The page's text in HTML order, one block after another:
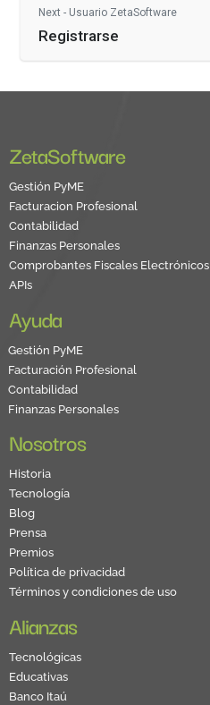
Next - Usuario ZetaSoftware
Registrarse
ZetaSoftware
Gestión PyME
Facturacion Profesional
Contabilidad
Finanzas Personales
Comprobantes Fiscales Electrónicos
APIs
Ayuda
Gestión PyME
Facturación Profesional
Contabilidad
Finanzas Personales
Nosotros
Historia
Tecnología
Blog
Prensa
Premios
Política de privacidad
Términos y condiciones de uso
Alianzas
Tecnológicas
Educativas
Banco Itaú